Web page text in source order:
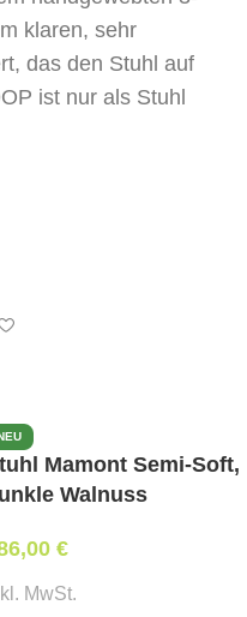
klaren, sehr
das den Stuhl auf
ist nur als Stuhl
Mamont Semi-Soft,
Walnuss
€
MwSt.